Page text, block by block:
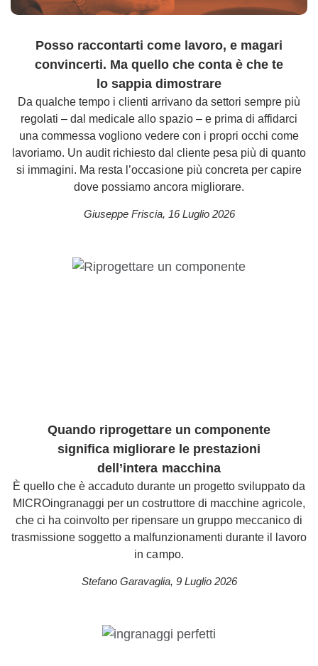
Posso raccontarti come lavoro, e magari
convincerti. Ma quello che conta è che te
lo sappia dimostrare
Da qualche tempo i clienti arrivano da settori sempre più
regolati – dal medicale allo spazio – e prima di affidarci
una commessa vogliono vedere con i propri occhi come
lavoriamo. Un audit richiesto dal cliente pesa più di quanto
si immagini. Ma resta l’occasione più concreta per capire
dove possiamo ancora migliorare.
Giuseppe Friscia, 16 Luglio 2026
Quando riprogettare un componente
significa migliorare le prestazioni
dell’intera macchina
È quello che è accaduto durante un progetto sviluppato da
MICROingranaggi per un costruttore di macchine agricole,
che ci ha coinvolto per ripensare un gruppo meccanico di
trasmissione soggetto a malfunzionamenti durante il lavoro
in campo.
Stefano Garavaglia, 9 Luglio 2026